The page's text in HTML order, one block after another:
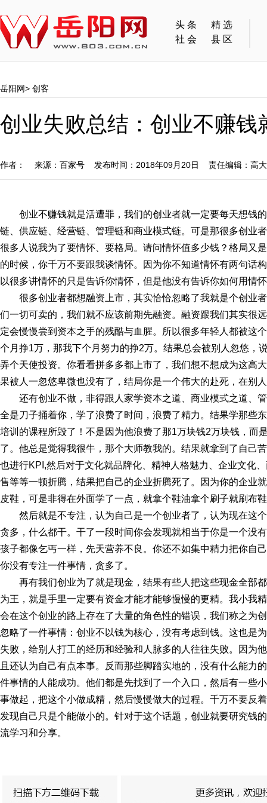
头条
精选
社会
县区
岳阳网> 创客
创业失败总结：创业不赚
作者： 来源：百家号 发布时间：2018年09月20日 责任编辑：高
创业不赚钱就是活遭罪，我们的创业者就一定要每天想钱
链、供应链、经营链、管理链和商业模式链。可是那很多创业
很多人说我为了要情怀、要格局。请问情怀值多少钱？格局又
的时候，你千万不要跟我谈情怀。因为你不知道情怀有两句话
以很多讲情怀的只是告诉你情怀，但是他没有告诉你如何用情
很多创业者都想融资上市，其实恰恰忽略了我就是个创业
们一切可卖的，我们就不应该前期先融资。融资跟我们其实很
定会慢慢尝到资本之手的残酷与血腥。所以很多年轻人都被这
个月挣1万，那我下个月努力的挣2万。结果总会被别人忽悠，
弄个天使投资。你看看拼多多都上市了，我们想不想成为这高
果被人一忽悠卑微也没有了，结局你是一个伟大的赴死，在别
还有创业不做，非得跟人家学资本之道、商业模式之道、
全是刀子捅着你，学了浪费了时间，浪费了精力。结果学那些
培训的课程所毁了！不是因为他浪费了那1万块钱2万块钱，而
了。他总是觉得我很牛，那个大师教我的。结果就拿到了自己
也进行KPI,然后对于文化就品牌化、精神人格魅力、企业文化
售等等一顿折腾，结果把自己的企业折腾死了。因为你的企业
皮鞋，可是非得在外面学了一点，就拿个鞋油拿个刷子就刷布
然后就是不专注，认为自己是一个创业者了，认为现在这
贪多，什么都干。干了一段时间你会发现就相当于你是一个没
孩子都像乞丐一样，先天营养不良。你还不如集中精力把你自
你没有专注一件事情，贪多了。
再有我们创业为了就是现金，结果有些人把这些现金全部
为王，就是手里一定要有资金才能才能够慢慢的更精。我小我
会在这个创业的路上存在了大量的角色性的错误，我们称之为
忽略了一件事情：创业不以钱为核心，没有考虑到钱。这也是
失败，给别人打工的经历和经验和人脉多的人往往失败。因为
且还认为自己有点本事。反而那些脚踏实地的，没有什么能力
件事情的人能成功。他们都是先找到了一个入口，然后有一些
事做起，把这个小做成精，然后慢慢做大的过程。千万不要反
发现自己只是个能做小的。针对于这个话题，创业就要研究钱
流学习和分享。